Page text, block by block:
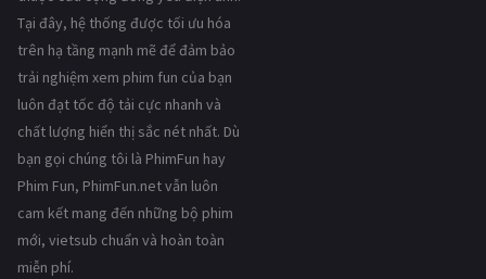
Tại đây, hệ thống được tối ưu hóa
trên hạ tầng mạnh mẽ để đảm bảo
trải nghiệm xem phim fun của bạn
luôn đạt tốc độ tải cực nhanh và
chất lượng hiển thị sắc nét nhất. Dù
bạn gọi chúng tôi là PhimFun hay
Phim Fun, PhimFun.net vẫn luôn
cam kết mang đến những bộ phim
mới, vietsub chuẩn và hoàn toàn
miễn phí.